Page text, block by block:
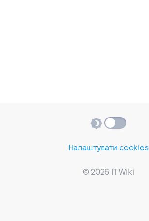
Налаштувати cookies
© 2026 IT Wiki